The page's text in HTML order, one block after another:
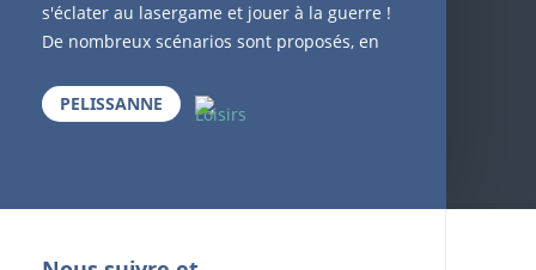
s'éclater au lasergame et jouer à la guerre !
De nombreux scénarios sont proposés, en
avantage de ce sport ? C'est que vous
pouvez véritablement jouer en famille,
bien au jeu et ce sont bien souvent les
PELISSANNE